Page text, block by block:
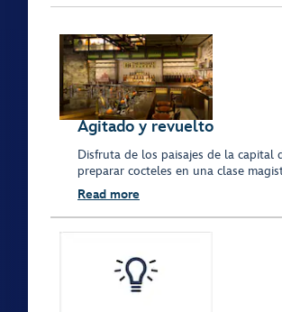
Agitado y revuelto
Disfruta de los paisajes de la
preparar cocteles en una clase
Read more